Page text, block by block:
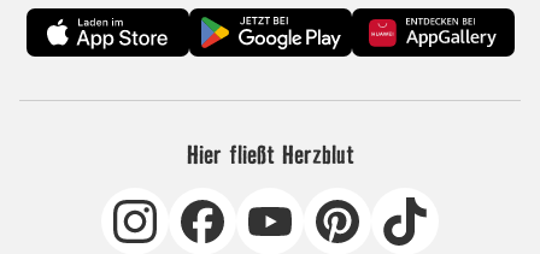
Hier fließt Herzblut